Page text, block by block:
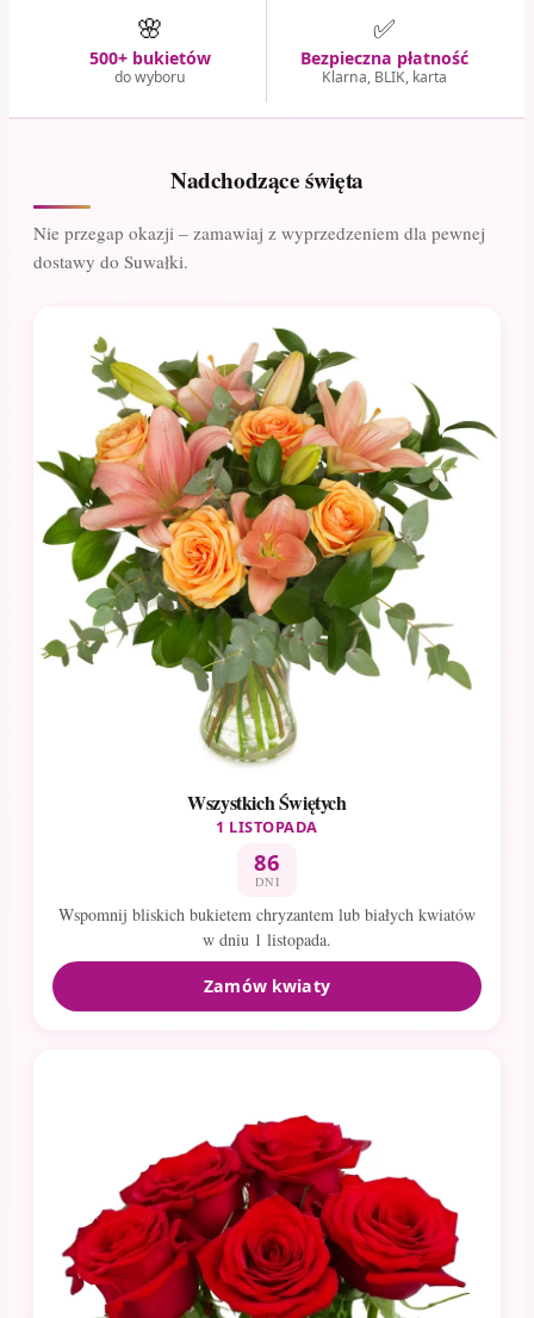
🌸
500+ bukietów
do wyboru
✅
Bezpieczna płatność
Klarna, BLIK, karta
Nadchodzące święta
Nie przegap okazji – zamawiaj z wyprzedzeniem dla pewnej
dostawy do Suwałki.
Wszystkich Świętych
1 LISTOPADA
86
DNI
Wspomnij bliskich bukietem chryzantem lub białych kwiatów
w dniu 1 listopada.
Zamów kwiaty